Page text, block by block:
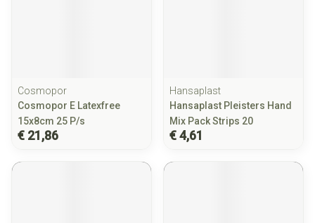
Cosmopor
Cosmopor E Latexfree
15x8cm 25 P/s
€ 21,86
Hansaplast
Hansaplast Pleisters Hand
Mix Pack Strips 20
€ 4,61